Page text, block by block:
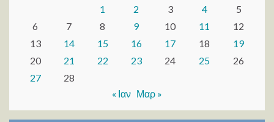
1
2 3 4
5
6
7 8 9 10 11
12
13
14 15 16 17 18
19
20
21 22 23 24 25
26
27
28
« Ιαν Μαρ »